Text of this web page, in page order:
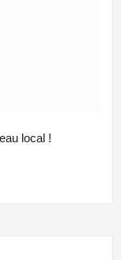
local !